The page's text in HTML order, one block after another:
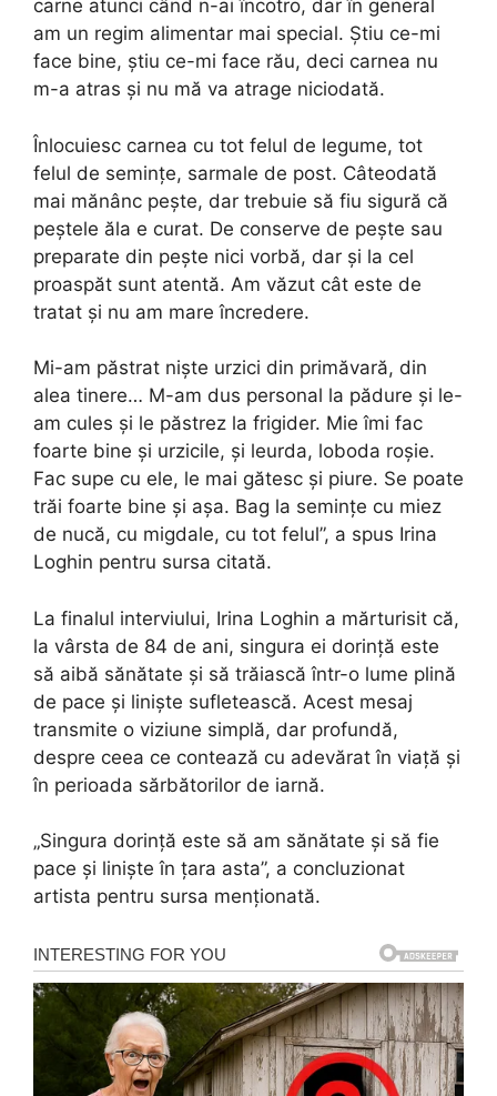
carne atunci când n-ai încotro, dar în general
am un regim alimentar mai special. Știu ce-mi
face bine, știu ce-mi face rău, deci carnea nu
m-a atras și nu mă va atrage niciodată.
Înlocuiesc carnea cu tot felul de legume, tot
felul de semințe, sarmale de post. Câteodată
mai mănânc pește, dar trebuie să fiu sigură că
peștele ăla e curat. De conserve de pește sau
preparate din pește nici vorbă, dar și la cel
proaspăt sunt atentă. Am văzut cât este de
tratat și nu am mare încredere.
Mi-am păstrat niște urzici din primăvară, din
alea tinere… M-am dus personal la pădure și le-
am cules și le păstrez la frigider. Mie îmi fac
foarte bine și urzicile, și leurda, loboda roșie.
Fac supe cu ele, le mai gătesc și piure. Se poate
trăi foarte bine și așa. Bag la semințe cu miez
de nucă, cu migdale, cu tot felul”, a spus Irina
Loghin pentru sursa citată.
La finalul interviului, Irina Loghin a mărturisit că,
la vârsta de 84 de ani, singura ei dorință este
să aibă sănătate și să trăiască într-o lume plină
de pace și liniște sufletească. Acest mesaj
transmite o viziune simplă, dar profundă,
despre ceea ce contează cu adevărat în viață și
în perioada sărbătorilor de iarnă.
„Singura dorință este să am sănătate și să fie
pace și liniște în țara asta”, a concluzionat
artista pentru sursa menționată.